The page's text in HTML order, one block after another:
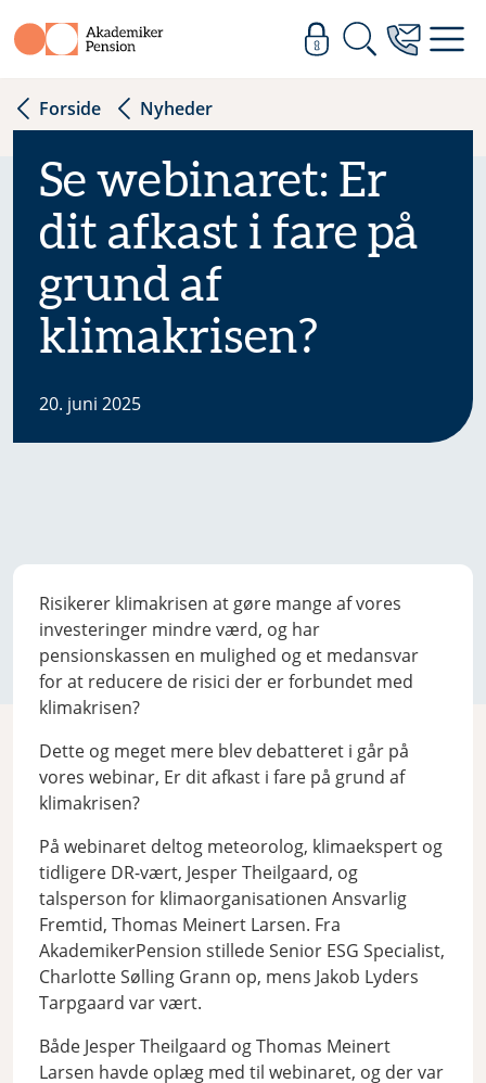
Forside Nyheder
Se webinaret: Er
dit afkast i fare på
grund af
klimakrisen?
20. juni 2025
Risikerer klimakrisen at gøre mange af vores
investeringer mindre værd, og har
pensionskassen en mulighed og et medansvar
for at reducere de risici der er forbundet med
klimakrisen?
Dette og meget mere blev debatteret i går på
vores webinar, Er dit afkast i fare på grund af
klimakrisen?
På webinaret deltog meteorolog, klimaekspert og
tidligere DR-vært, Jesper Theilgaard, og
talsperson for klimaorganisationen Ansvarlig
Fremtid, Thomas Meinert Larsen. Fra
AkademikerPension stillede Senior ESG Specialist,
Charlotte Sølling Grann op, mens Jakob Lyders
Tarpgaard var vært.
Både Jesper Theilgaard og Thomas Meinert
Larsen havde oplæg med til webinaret, og der var